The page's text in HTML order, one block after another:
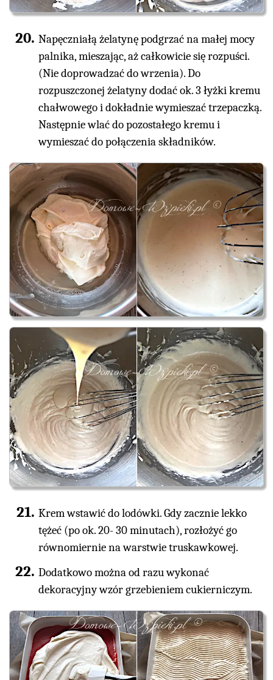
Napęczniałą żelatynę podgrzać na małej mocy
palnika, mieszając, aż całkowicie się rozpuści.
(Nie doprowadzać do wrzenia). Do
rozpuszczonej żelatyny dodać ok. 3 łyżki kremu
chałwowego i dokładnie wymieszać trzepaczką.
Następnie wlać do pozostałego kremu i
wymieszać do połączenia składników.
Krem wstawić do lodówki. Gdy zacznie lekko
tężeć (po ok. 20- 30 minutach), rozłożyć go
równomiernie na warstwie truskawkowej.
Dodatkowo można od razu wykonać
dekoracyjny wzór grzebieniem cukierniczym.